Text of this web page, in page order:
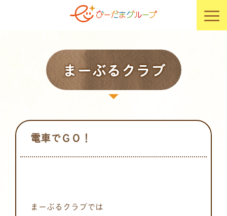
まーぶるクラブ
電車でＧＯ！
まーぶるクラブでは